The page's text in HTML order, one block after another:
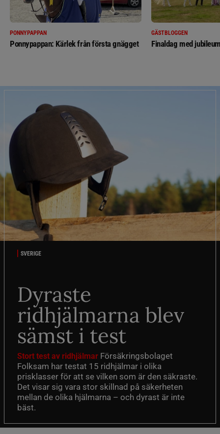
PONNYPAPPAN
Ponnypappan: Kärlek från första gnägget
GÄSTBLOGGEN
Finaldag med
SVERIGE
Dyraste
ridhjälmarna blev
sämst i test
Stort test av ridhjälmar Försäkringsbolaget
Folksam har testat 15 ridhjälmar i olika
prisklasser för att se vilken som är den säkraste.
Det visar sig vara stor skillnad på säkerheten
mellan de olika hjälmarna – och dyrast är inte
bäst.